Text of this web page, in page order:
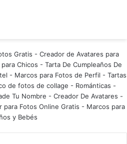
Gratis - Creador de Avatares para
Chicos - Tarta De Cumpleaños De
- Marcos para Fotos de Perfil - Tartas
de fotos de collage - Románticas -
Tu Nombre - Creador De Avatares -
para Fotos Online Gratis - Marcos para
y Bebés